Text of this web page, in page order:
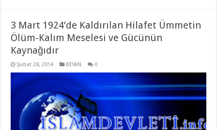
3 Mart 1924’de Kaldırılan Hilafet Ümmetin
Ölüm-Kalım Meselesi ve Gücünün
Kaynağıdır
Şubat 28, 2014 BEYAN 0